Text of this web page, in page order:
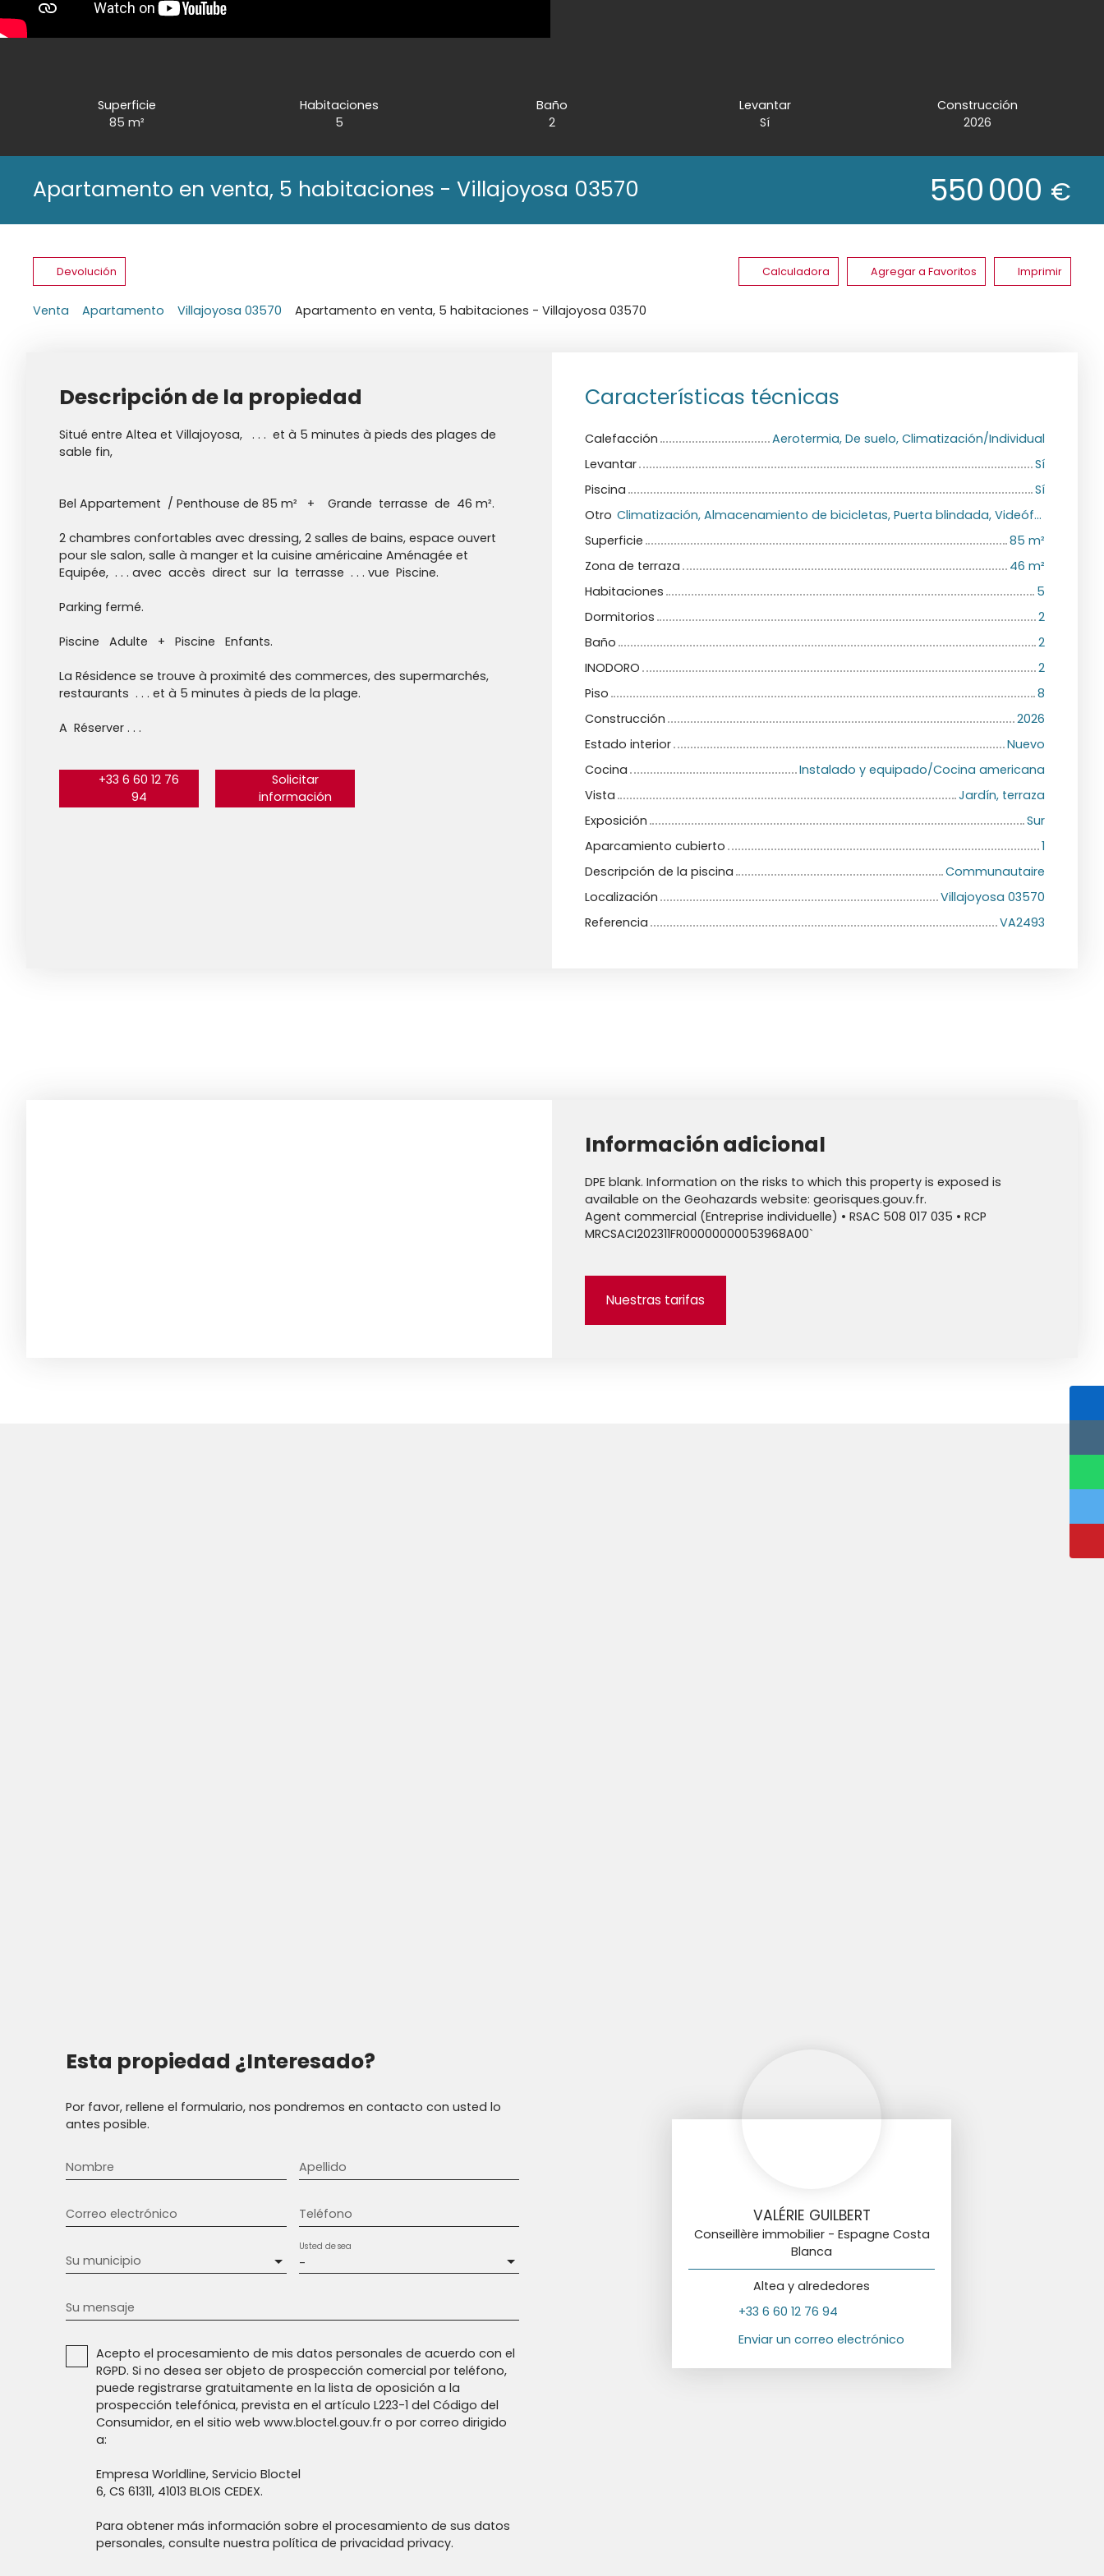
Superficie
85 m²
Habitaciones
5
Baño
2
Levantar
Sí
Construcción
2026
Apartamento en venta, 5 habitaciones - Villajoyosa 03570 550 000 €
Devolución Calculadora Agregar a Favoritos Imprimir
Venta Apartamento Villajoyosa 03570 Apartamento en venta, 5 habitaciones - Villajoyosa 03570
Descripción de la propiedad
Situé entre Altea et Villajoyosa, . . . et à 5 minutes à pieds des plages de
sable fin,
Bel Appartement / Penthouse de 85 m² + Grande terrasse de 46 m².
2 chambres confortables avec dressing, 2 salles de bains, espace ouvert
pour sle salon, salle à manger et la cuisine américaine Aménagée et
Equipée, . . . avec accès direct sur la terrasse . . . vue Piscine.
Parking fermé.
Piscine Adulte + Piscine Enfants.
La Résidence se trouve à proximité des commerces, des supermarchés,
restaurants . . . et à 5 minutes à pieds de la plage.
A Réserver . . .
+33 6 60 12 76
94
Solicitar
información
Características técnicas
Calefacción
Aerotermia, De suelo, Climatización/Individual
Levantar
Sí
Piscina
Sí
Otro
Climatización, Almacenamiento de bicicletas, Puerta blindada, Videófono
Superficie
85 m²
Zona de terraza
46 m²
Habitaciones
5
Dormitorios
2
Baño
2
INODORO
2
Piso
8
Construcción
2026
Estado interior
Nuevo
Cocina
Instalado y equipado/Cocina americana
Vista
Jardín, terraza
Exposición
Sur
Aparcamiento cubierto
1
Descripción de la piscina
Communautaire
Localización
Villajoyosa 03570
Referencia
VA2493
Información adicional
DPE blank. Information on the risks to which this property is exposed is
available on the Geohazards website: georisques.gouv.fr.
Agent commercial (Entreprise individuelle) • RSAC 508 017 035 • RCP
MRCSACI202311FR00000000053968A00`
Nuestras tarifas
Esta propiedad ¿Interesado?
Por favor, rellene el formulario, nos pondremos en contacto con usted lo
antes posible.
Nombre Apellido
Correo electrónico Teléfono
Su municipio -
Usted desea
Su mensaje
Acepto el procesamiento de mis datos personales de acuerdo con el
RGPD. Si no desea ser objeto de prospección comercial por teléfono,
puede registrarse gratuitamente en la lista de oposición a la
prospección telefónica, prevista en el artículo L223-1 del Código del
Consumidor, en el sitio web www.bloctel.gouv.fr o por correo dirigido
a:
Empresa Worldline, Servicio Bloctel
6, CS 61311, 41013 BLOIS CEDEX.
Para obtener más información sobre el procesamiento de sus datos
personales, consulte nuestra política de privacidad privacy.
VALÉRIE GUILBERT
Conseillère immobilier - Espagne Costa
Blanca
Altea y alrededores
+33 6 60 12 76 94
Enviar un correo electrónico